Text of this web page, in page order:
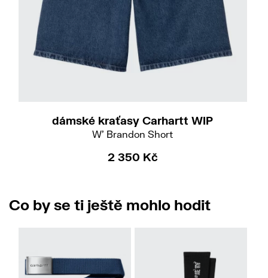
dámské kraťasy Carhartt WIP
W' Brandon Short
2 350 Kč
Co by se ti ještě mohlo hodit